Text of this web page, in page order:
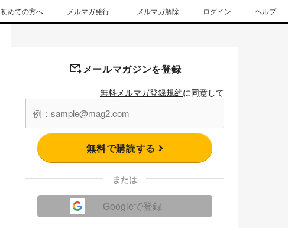
初めての方へ メルマガ発行 メルマガ解除 ログイン ヘルプ
メールマガジンを登録
無料メルマガ登録規約に同意して
無料で購読する
または
Googleで登録